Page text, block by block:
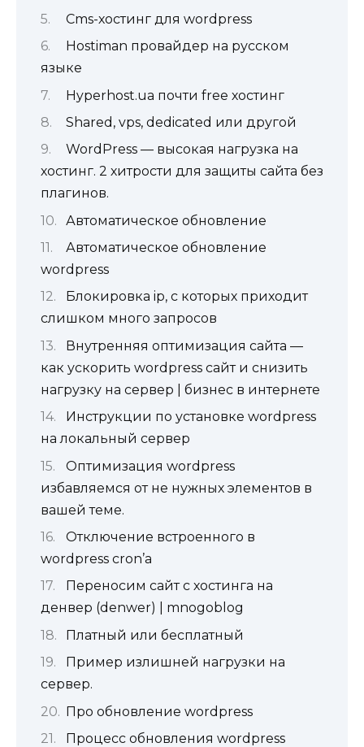
Cms-хостинг для wordpress
Hostiman провайдер на русском
языке
Hyperhost.ua почти free хостинг
Shared, vps, dedicated или другой
WordPress — высокая нагрузка на
хостинг. 2 хитрости для защиты сайта без
плагинов.
Автоматическое обновление
Автоматическое обновление
wordpress
Блокировка ip, с которых приходит
слишком много запросов
Внутренняя оптимизация сайта —
как ускорить wordpress сайт и снизить
нагрузку на сервер | бизнес в интернете
Инструкции по установке wordpress
на локальный сервер
Оптимизация wordpress
избавляемся от не нужных элементов в
вашей теме.
Отключение встроенного в
wordpress cron’а
Переносим сайт с хостинга на
денвер (denwer) | mnogoblog
Платный или бесплатный
Пример излишней нагрузки на
сервер.
Про обновление wordpress
Процесс обновления wordpress